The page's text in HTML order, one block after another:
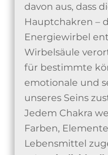
davon aus, dass
Hauptchakren –
Energiewirbel
Wirbelsäule
für bestimmte
emotionale und
unseres Seins
Jedem Chakra
Farben,
Lebensmittel